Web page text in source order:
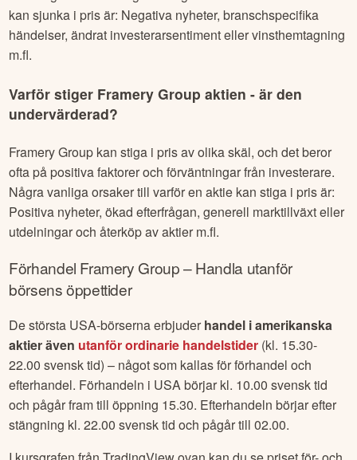
kan sjunka i pris är: Negativa nyheter, branschspecifika
händelser, ändrat investerarsentiment eller vinsthemtagning
m.fl.
Varför stiger Framery Group aktien - är den
undervärderad?
Framery Group kan stiga i pris av olika skäl, och det beror
ofta på positiva faktorer och förväntningar från investerare.
Några vanliga orsaker till varför en aktie kan stiga i pris är:
Positiva nyheter, ökad efterfrågan, generell marktillväxt eller
utdelningar och återköp av aktier m.fl.
Förhandel Framery Group– Handla utanför
börsens öppettider
De största USA-börserna erbjuder handel i amerikanska
aktier även utanför ordinarie handelstider (kl. 15.30-
22.00 svensk tid) – något som kallas för förhandel och
efterhandel. Förhandeln i USA börjar kl. 10.00 svensk tid
och pågår fram till öppning 15.30. Efterhandeln börjar efter
stängning kl. 22.00 svensk tid och pågår till 02.00.